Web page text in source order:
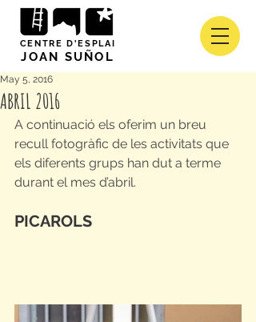
CENTRE D'ESPLAI
JOAN SUÑOL
ABRIL 2016
May 5, 2016
A continuació els oferim un breu
recull fotogràfic de les activitats que
els diferents grups han dut a terme
durant el mes d’abril.
PICAROLS